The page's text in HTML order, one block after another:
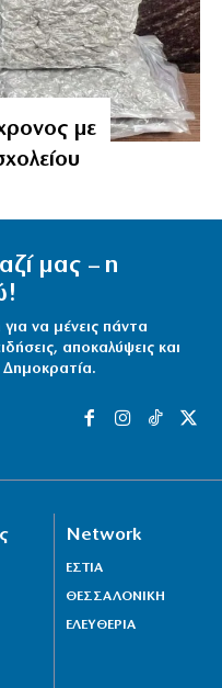
με
μας – η
να μένεις πάντα
αποκαλύψεις και
Δημοκρατία.
Network
ΕΣΤΙΑ
ΘΕΣΣΑΛΟΝΙΚΗ
ΕΛΕΥΘΕΡΙΑ